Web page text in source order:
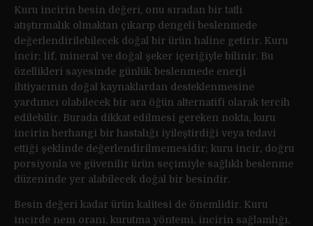
Kuru incirin besin değeri, onu sıradan bir tatlı
atıştırmalık olmaktan çıkarıp dengeli beslenmede
değerlendirilebilecek doğal bir ürün haline getirir. Kuru
incir; lif, mineral ve doğal şeker içeriğiyle bilinir. Bu
özellikleri sayesinde günlük beslenmede enerji
ihtiyacının doğal kaynaklardan desteklenmesine
yardımcı olabilecek bir ara öğün alternatifi olarak tercih
edilebilir. Burada dikkat edilmesi gereken nokta, kuru
incirin herhangi bir hastalığı iyileştirdiği veya tedavi
ettiği şeklinde değerlendirilmemesidir; kuru incir, doğru
porsiyonla ve güvenilir ürün seçimiyle sağlıklı beslenme
düzeninde yer alabilecek doğal bir besindir.
Besin değeri kadar ürün kalitesi de önemlidir. Kuru
incirde nem oranı, kurutma yöntemi, incirin sağlamlığı,